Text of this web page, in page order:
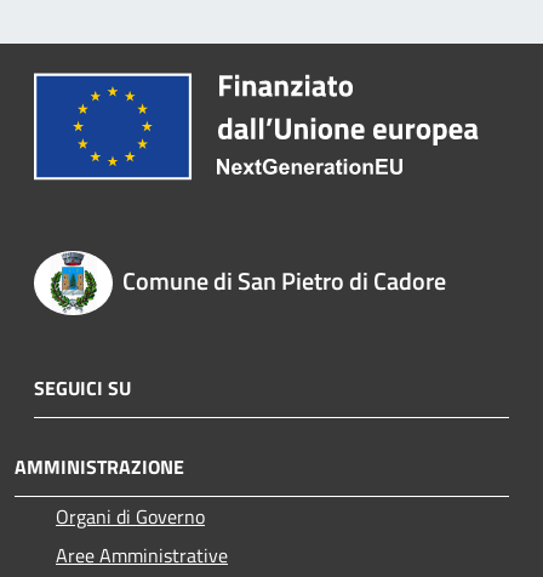
Comune di San Pietro di Cadore
SEGUICI SU
AMMINISTRAZIONE
Organi di Governo
Aree Amministrative